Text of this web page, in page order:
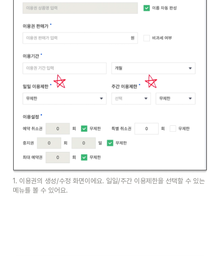
1. 이용권의 생성/수정 화면이에요. 일일/주간 이용제한을 선택할 수 있는
메뉴를 볼 수 있어요.